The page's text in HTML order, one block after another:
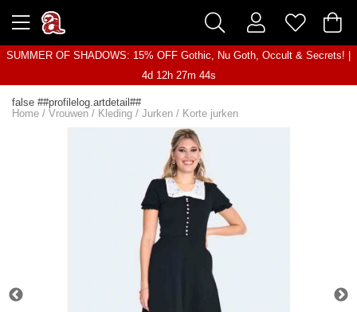
SUMMER OF SHADOWS: 15% OFF Gothic, Nu Goth, Occult & Secrets! |
4d 12h 27m 44s
false ##profilelog.artdetail##
Home / Vrouwen / Kleding / Jurken / Korte jurken